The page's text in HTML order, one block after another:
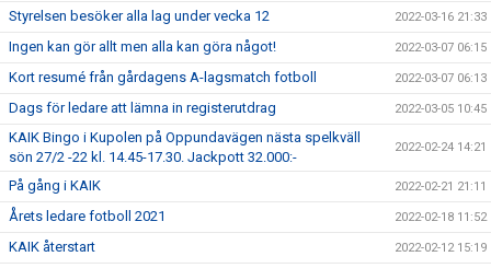
Styrelsen besöker alla lag under vecka 12 2022-03-16 21:33
Ingen kan gör allt men alla kan göra något! 2022-03-07 06:15
Kort resumé från gårdagens A-lagsmatch fotboll 2022-03-07 06:13
Dags för ledare att lämna in registerutdrag 2022-03-05 10:45
KAIK Bingo i Kupolen på Oppundavägen nästa spelkväll
sön 27/2 -22 kl. 14.45-17.30. Jackpott 32.000:-
2022-02-24 14:21
På gång i KAIK 2022-02-21 21:11
Årets ledare fotboll 2021 2022-02-18 11:52
KAIK återstart 2022-02-12 15:19